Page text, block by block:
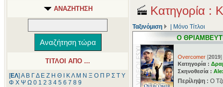
ΑΝΑΖΗΤΗΣΗ
ΤΙΤΛΟΙ ΑΠΟ ...
[ΕΛ] Α Β ΓΔ Ε Ζ Η Θ ΚΛ Μ Ν Ξ Ο Π Ρ Σ Τ Υ
Φ Χ Ψ Ω 0 1 2 3 4 5 6 7 8 9
Κατηγορία :
Ταξινόμιση Μόνο Τίτλοι
Ο
Overcomer [2019]
Κατηγορία :
Σκηνοθεσία :
Περίληψη : Ο